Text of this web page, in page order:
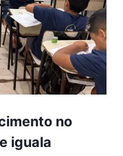
no
iguala